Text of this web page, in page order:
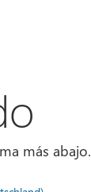
más abajo.